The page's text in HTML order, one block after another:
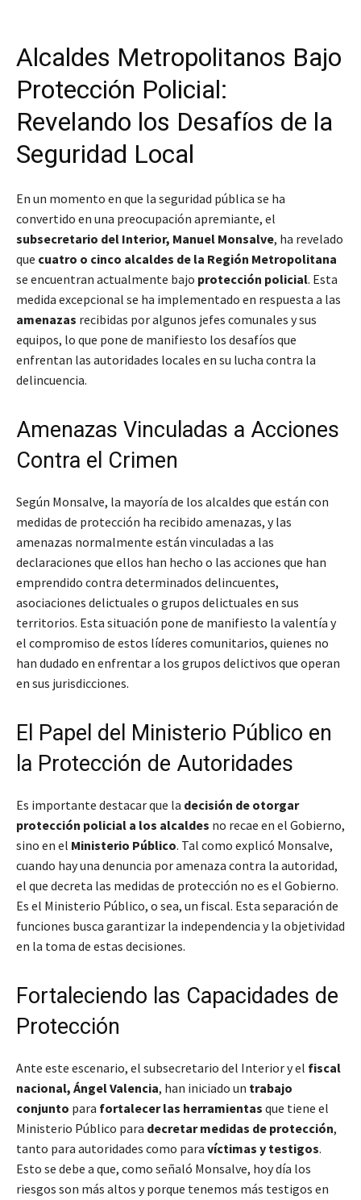
Alcaldes Metropolitanos Bajo
Protección Policial:
Revelando los Desafíos de la
Seguridad Local
En un momento en que la seguridad pública se ha
convertido en una preocupación apremiante, el
subsecretario del Interior, Manuel Monsalve, ha revelado
que cuatro o cinco alcaldes de la Región Metropolitana
se encuentran actualmente bajo protección policial. Esta
medida excepcional se ha implementado en respuesta a las
amenazas recibidas por algunos jefes comunales y sus
equipos, lo que pone de manifiesto los desafíos que
enfrentan las autoridades locales en su lucha contra la
delincuencia.
Amenazas Vinculadas a Acciones
Contra el Crimen
Según Monsalve, la mayoría de los alcaldes que están con
medidas de protección ha recibido amenazas, y las
amenazas normalmente están vinculadas a las
declaraciones que ellos han hecho o las acciones que han
emprendido contra determinados delincuentes,
asociaciones delictuales o grupos delictuales en sus
territorios. Esta situación pone de manifiesto la valentía y
el compromiso de estos líderes comunitarios, quienes no
han dudado en enfrentar a los grupos delictivos que operan
en sus jurisdicciones.
El Papel del Ministerio Público en
la Protección de Autoridades
Es importante destacar que la decisión de otorgar
protección policial a los alcaldes no recae en el Gobierno,
sino en el Ministerio Público. Tal como explicó Monsalve,
cuando hay una denuncia por amenaza contra la autoridad,
el que decreta las medidas de protección no es el Gobierno.
Es el Ministerio Público, o sea, un fiscal. Esta separación de
funciones busca garantizar la independencia y la objetividad
en la toma de estas decisiones.
Fortaleciendo las Capacidades de
Protección
Ante este escenario, el subsecretario del Interior y el fiscal
nacional, Ángel Valencia, han iniciado un trabajo
conjunto para fortalecer las herramientas que tiene el
Ministerio Público para decretar medidas de protección,
tanto para autoridades como para víctimas y testigos.
Esto se debe a que, como señaló Monsalve, hoy día los
riesgos son más altos y porque tenemos más testigos en